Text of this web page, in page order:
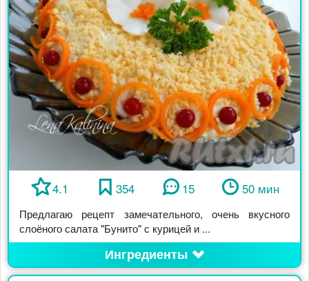
4.1 354 15 50 мин
Предлагаю рецепт замечательного, очень вкусного
слоёного салата "Бунито" с курицей и ...
Ингредиенты